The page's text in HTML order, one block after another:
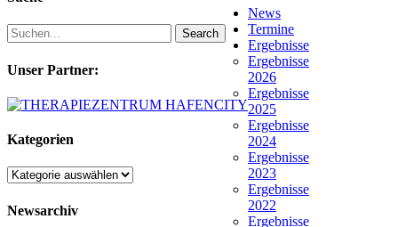
Search
Unser Partner:
Kategorien
Kategorien
Newsarchiv
News
Termine
Ergebnisse
Ergebnisse
2026
Ergebnisse
2025
Ergebnisse
2024
Ergebnisse
2023
Ergebnisse
2022
Ergebnisse